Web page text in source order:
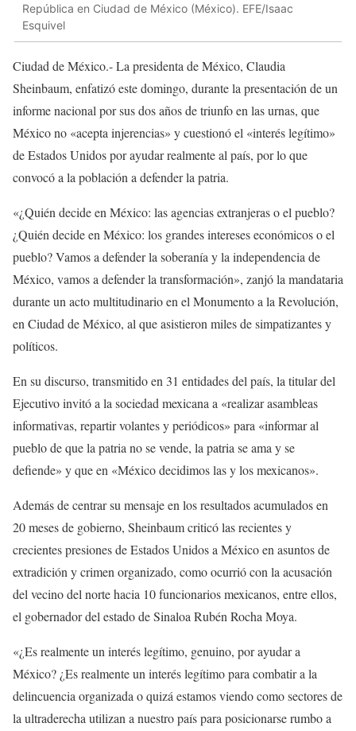
República en Ciudad de México (México). EFE/Isaac
Esquivel
Ciudad de México.- La presidenta de México, Claudia
Sheinbaum, enfatizó este domingo, durante la presentación de un
informe nacional por sus dos años de triunfo en las urnas, que
México no «acepta injerencias» y cuestionó el «interés legítimo»
de Estados Unidos por ayudar realmente al país, por lo que
convocó a la población a defender la patria.
«¿Quién decide en México: las agencias extranjeras o el pueblo?
¿Quién decide en México: los grandes intereses económicos o el
pueblo? Vamos a defender la soberanía y la independencia de
México, vamos a defender la transformación», zanjó la mandataria
durante un acto multitudinario en el Monumento a la Revolución,
en Ciudad de México, al que asistieron miles de simpatizantes y
políticos.
En su discurso, transmitido en 31 entidades del país, la titular del
Ejecutivo invitó a la sociedad mexicana a «realizar asambleas
informativas, repartir volantes y periódicos» para «informar al
pueblo de que la patria no se vende, la patria se ama y se
defiende» y que en «México decidimos las y los mexicanos».
Además de centrar su mensaje en los resultados acumulados en
20 meses de gobierno, Sheinbaum criticó las recientes y
crecientes presiones de Estados Unidos a México en asuntos de
extradición y crimen organizado, como ocurrió con la acusación
del vecino del norte hacia 10 funcionarios mexicanos, entre ellos,
el gobernador del estado de Sinaloa Rubén Rocha Moya.
«¿Es realmente un interés legítimo, genuino, por ayudar a
México? ¿Es realmente un interés legítimo para combatir a la
delincuencia organizada o quizá estamos viendo como sectores de
la ultraderecha utilizan a nuestro país para posicionarse rumbo a